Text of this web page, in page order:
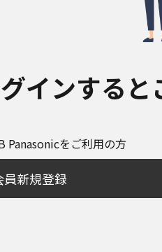
インする
Panasonicをご利用の方
員新規登録